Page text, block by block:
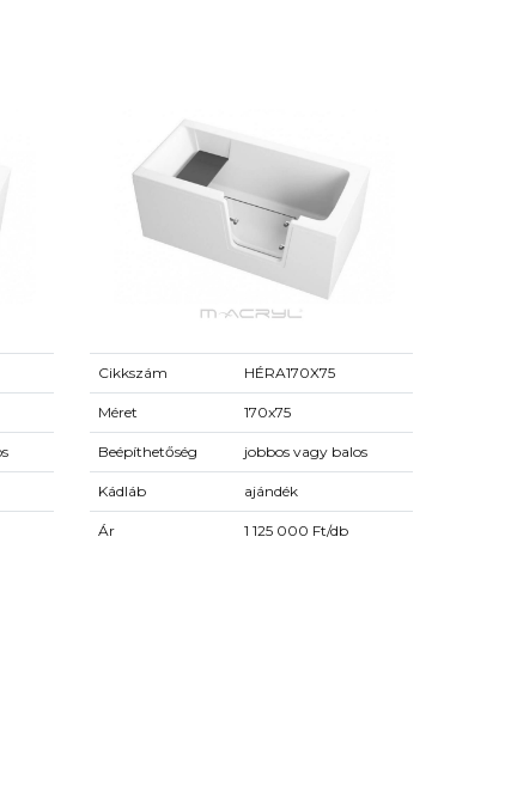
Cikkszám HÉRA170X75
Méret 170x75
Beépíthetőség jobbos vagy balos
Kádláb ajándék
Ár 1 125 000 Ft/db